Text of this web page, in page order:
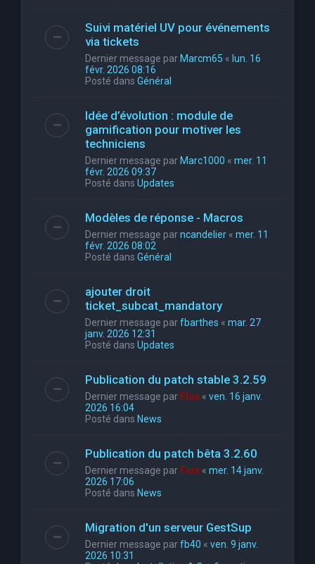
Suivi matériel UV pour événements
via tickets
Dernier message par Marcm65 « lun. 16
févr. 2026 08:16
Posté dans Général
Idée d’évolution : module de
gamification pour motiver les
techniciens
Dernier message par Marc1000 « mer. 11
févr. 2026 09:37
Posté dans Updates
Modèles de réponse - Macros
Dernier message parncandelier « mer. 11
févr. 2026 08:02
Posté dans Général
ajouter droit
ticket_subcat_mandatory
Dernier message parfbarthes « mar. 27
janv. 2026 12:31
Posté dans Updates
Publication du patch stable 3.2.59
Dernier message par Flox « ven. 16 janv.
2026 16:04
Posté dans News
Publication du patch bêta 3.2.60
Dernier message par Flox « mer. 14 janv.
2026 17:06
Posté dans News
Migration d'un serveur GestSup
Dernier message parfb40 « ven. 9 janv.
2026 10:31